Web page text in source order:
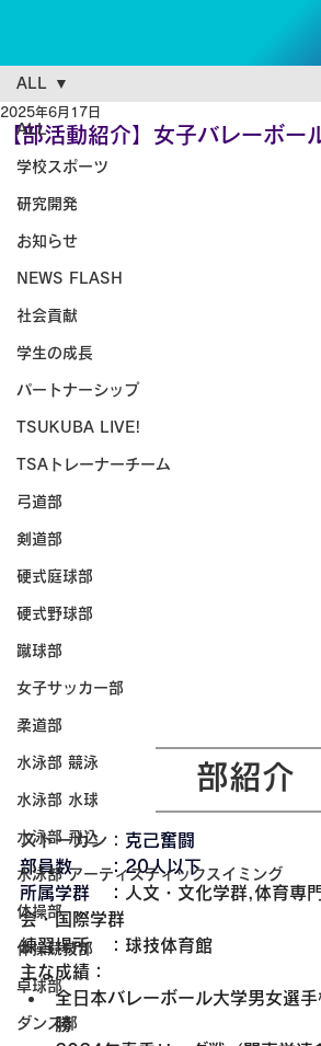
ALL
学校スポーツ
研究開発
お知らせ
NEWS FLASH
社会貢献
学生の成長
パートナーシップ
TSUKUBA LIVE!
TSAトレーナーチーム
弓道部
剣道部
硬式庭球部
硬式野球部
蹴球部
女子サッカー部
柔道部
水泳部 競泳
水泳部 水球
水泳部 飛込
水泳部 アーティスティックスイミング
体操部
体操競技部
卓球部
ダンス部
ALL
【部活動紹介】女子バレーボー
2025年6月17日
部紹介
ストーガン： 克己奮闘
部員数　　：20人以下
所属学群　： 人文・文化学群,体育専
会・国際学群
練習場所　：球技体育館
主な成績：
全日本バレーボール大学男女選
勝